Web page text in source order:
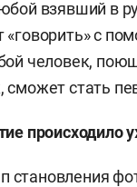
взявший в
с
человек,
сможет стать
происходило